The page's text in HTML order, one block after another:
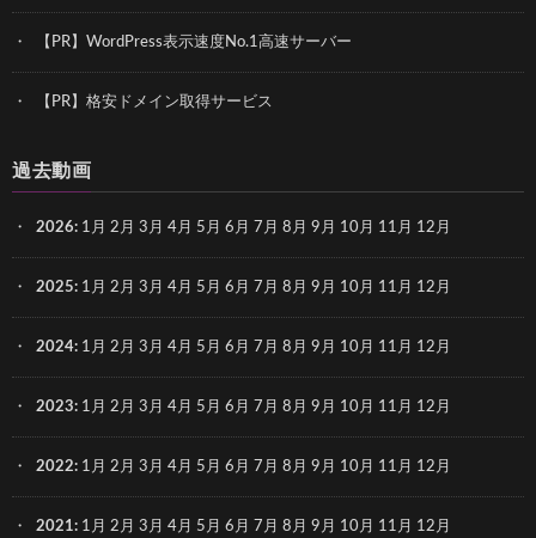
【PR】WordPress表示速度No.1高速サーバー
【PR】格安ドメイン取得サービス
過去動画
2026: 1月 2月 3月 4月 5月 6月 7月 8月 9月 10月 11月 12月
2025: 1月 2月 3月 4月 5月 6月 7月 8月 9月 10月 11月 12月
2024: 1月 2月 3月 4月 5月 6月 7月 8月 9月 10月 11月 12月
2023: 1月 2月 3月 4月 5月 6月 7月 8月 9月 10月 11月 12月
2022: 1月 2月 3月 4月 5月 6月 7月 8月 9月 10月 11月 12月
2021: 1月 2月 3月 4月 5月 6月 7月 8月 9月 10月 11月 12月